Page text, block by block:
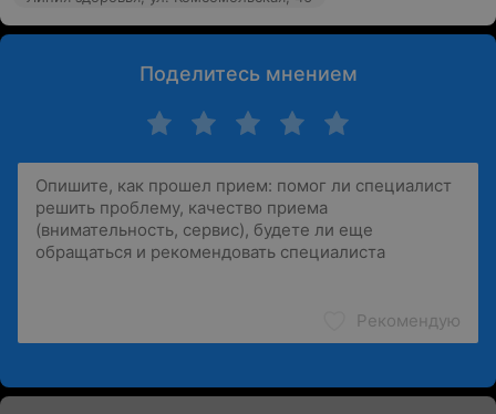
Поделитесь мнением
Рекомендую